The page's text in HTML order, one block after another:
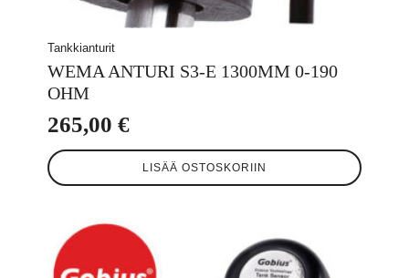
Tankkianturit
WEMA ANTURI S3-E 1300MM 0-190
OHM
265,00 €
LISÄÄ OSTOSKORIIN